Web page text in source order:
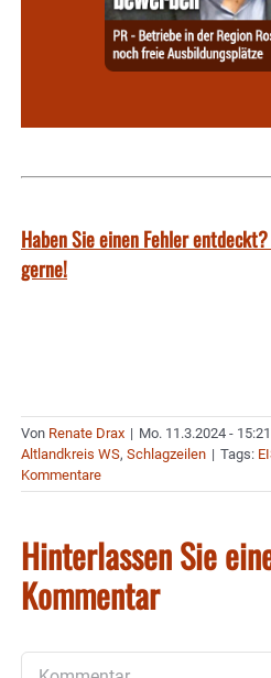
Haben Sie einen Fehler
gerne!
Von Renate Drax | Mo. 11.3.2024 - 15:21
Altlandkreis WS, Schlagzeilen | Tags:
Kommentare
Hinterlassen Sie
Kommentar